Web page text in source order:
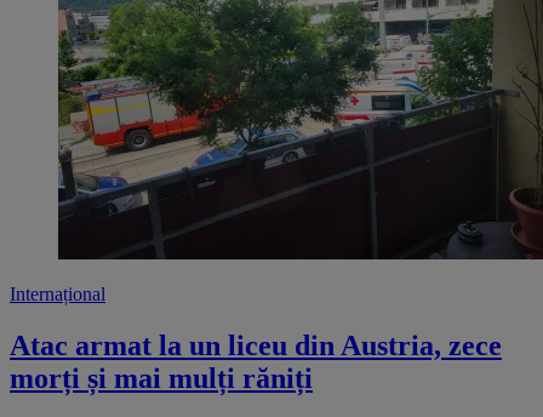
Internațional
Atac armat la un liceu din Austria, zece
morți și mai mulți răniți